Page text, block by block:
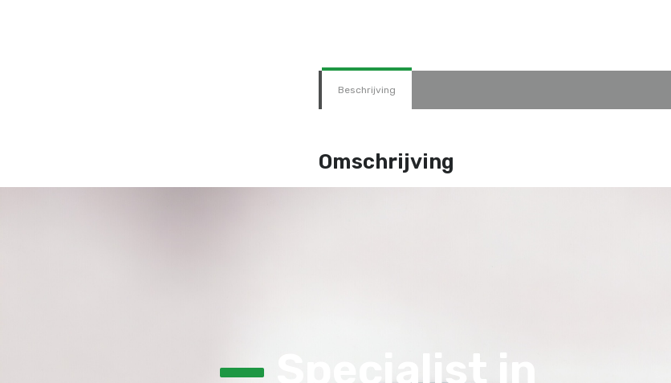
Beschrijving
Omschrijving
Specialist in